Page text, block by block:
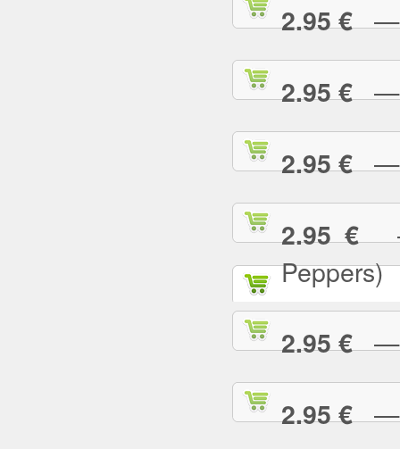
2.95 €—
2.95 €—
2.95 €—
2.95 €—
Peppers)
2.95 €—
2.95 €—